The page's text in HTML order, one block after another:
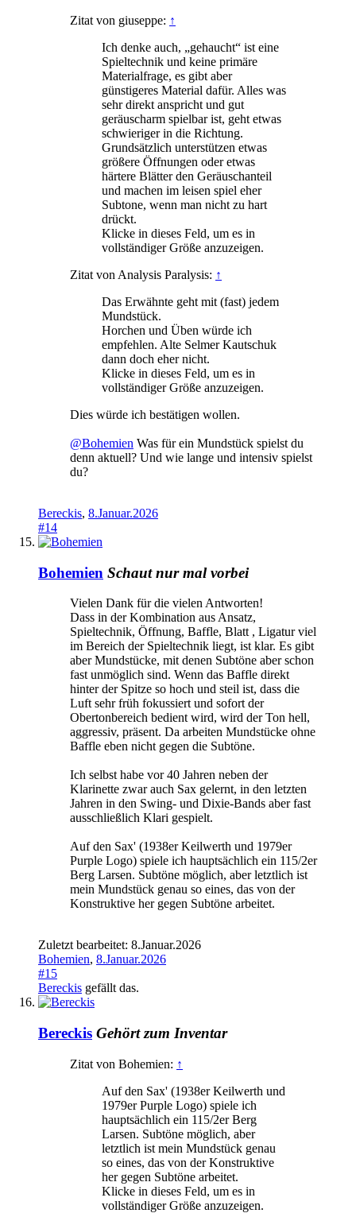
Zitat von giuseppe: ↑
Ich denke auch, „gehaucht“ ist eine
Spieltechnik und keine primäre
Materialfrage, es gibt aber
günstigeres Material dafür. Alles was
sehr direkt anspricht und gut
geräuscharm spielbar ist, geht etwas
schwieriger in die Richtung.
Grundsätzlich unterstützen etwas
größere Öffnungen oder etwas
härtere Blätter den Geräuschanteil
und machen im leisen spiel eher
Subtone, wenn man nicht zu hart
drückt.
Klicke in dieses Feld, um es in
vollständiger Größe anzuzeigen.
Zitat von Analysis Paralysis: ↑
Das Erwähnte geht mit (fast) jedem
Mundstück.
Horchen und Üben würde ich
empfehlen. Alte Selmer Kautschuk
dann doch eher nicht.
Klicke in dieses Feld, um es in
vollständiger Größe anzuzeigen.
Dies würde ich bestätigen wollen.
@Bohemien Was für ein Mundstück spielst du
denn aktuell? Und wie lange und intensiv spielst
du?
Bereckis, 8.Januar.2026
#14
Bohemien Schaut nur mal vorbei
Vielen Dank für die vielen Antworten!
Dass in der Kombination aus Ansatz,
Spieltechnik, Öffnung, Baffle, Blatt , Ligatur viel
im Bereich der Spieltechnik liegt, ist klar. Es gibt
aber Mundstücke, mit denen Subtöne aber schon
fast unmöglich sind. Wenn das Baffle direkt
hinter der Spitze so hoch und steil ist, dass die
Luft sehr früh fokussiert und sofort der
Obertonbereich bedient wird, wird der Ton hell,
aggressiv, präsent. Da arbeiten Mundstücke ohne
Baffle eben nicht gegen die Subtöne.
Ich selbst habe vor 40 Jahren neben der
Klarinette zwar auch Sax gelernt, in den letzten
Jahren in den Swing- und Dixie-Bands aber fast
ausschließlich Klari gespielt.
Auf den Sax' (1938er Keilwerth und 1979er
Purple Logo) spiele ich hauptsächlich ein 115/2er
Berg Larsen. Subtöne möglich, aber letztlich ist
mein Mundstück genau so eines, das von der
Konstruktive her gegen Subtöne arbeitet.
Zuletzt bearbeitet: 8.Januar.2026
Bohemien, 8.Januar.2026
#15
Bereckis gefällt das.
Bereckis Gehört zum Inventar
Zitat von Bohemien: ↑
Auf den Sax' (1938er Keilwerth und
1979er Purple Logo) spiele ich
hauptsächlich ein 115/2er Berg
Larsen. Subtöne möglich, aber
letztlich ist mein Mundstück genau
so eines, das von der Konstruktive
her gegen Subtöne arbeitet.
Klicke in dieses Feld, um es in
vollständiger Größe anzuzeigen.